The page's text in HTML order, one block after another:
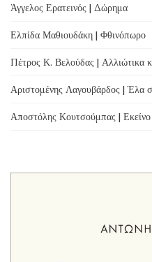
Άγγελος Ερατεινός | Δώρημα
Ελπίδα Μαθιουδάκη | Φθινόπωρο
Πέτρος Κ. Βελούδας | Αλλιώτικα
Αριστομένης Λαγουβάρδος | Έλα
Αποστόλης Κουτσούμπας | Εκείνο